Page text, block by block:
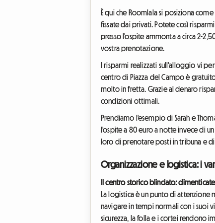
È qui che Roomlala si posiziona
fissate dai privati. Potete così
presso l'ospite ammonta a circa 2-
vostra prenotazione.
I risparmi realizzati sull'alloggio vi
centro di Piazza del Campo è
molto in fretta. Grazie al denaro
condizioni ottimali.
Prendiamo l'esempio di Sarah e
l'ospite a 80 euro a notte invece di
loro di prenotare posti in tribuna e
Organizzazione e logistica: i
Il centro storico blindato:
La logistica è un punto di
navigare in tempi normali con i suoi
sicurezza, la folla e i cortei rendono